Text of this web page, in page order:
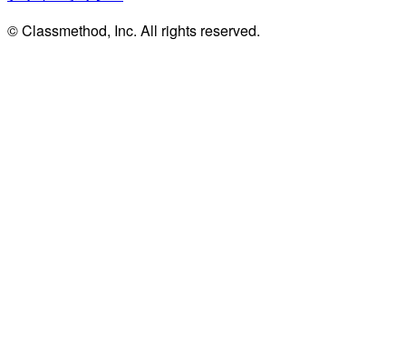
© Classmethod, Inc. All rights reserved.